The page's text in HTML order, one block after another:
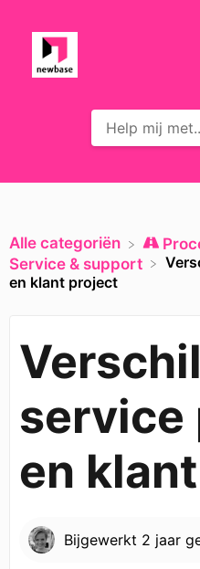
Alle categoriën
​Service & support
en klant project
service
en
Bijgewerkt 2 jaar